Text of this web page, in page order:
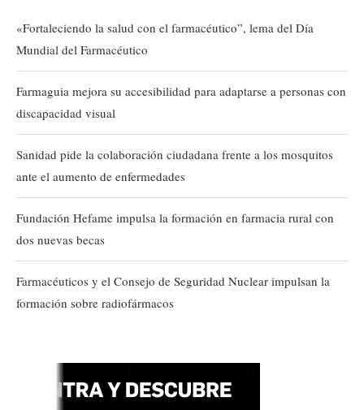
«Fortaleciendo la salud con el farmacéutico”, lema del Día
Mundial del Farmacéutico
Farmaguia mejora su accesibilidad para adaptarse a personas con
discapacidad visual
Sanidad pide la colaboración ciudadana frente a los mosquitos
ante el aumento de enfermedades
Fundación Hefame impulsa la formación en farmacia rural con
dos nuevas becas
Farmacéuticos y el Consejo de Seguridad Nuclear impulsan la
formación sobre radiofármacos